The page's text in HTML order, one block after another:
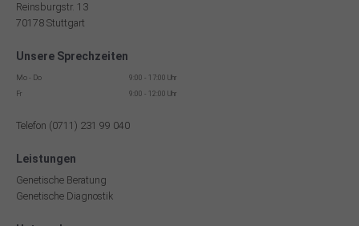
Reinsburgstr. 13
70178 Stuttgart
Unsere Sprechzeiten
Mo - Do
9:00 - 17:00 Uhr
Fr
9:00 - 12:00 Uhr
Telefon (0711) 231 99 040
Leistungen
Genetische Beratung
Genetische Diagnostik